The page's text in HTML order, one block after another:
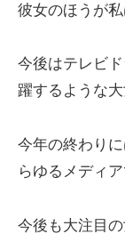
彼女のほうが私
今後はテレビ
躍するような大
今年の終わり
らゆるメディ
今後も大注目の